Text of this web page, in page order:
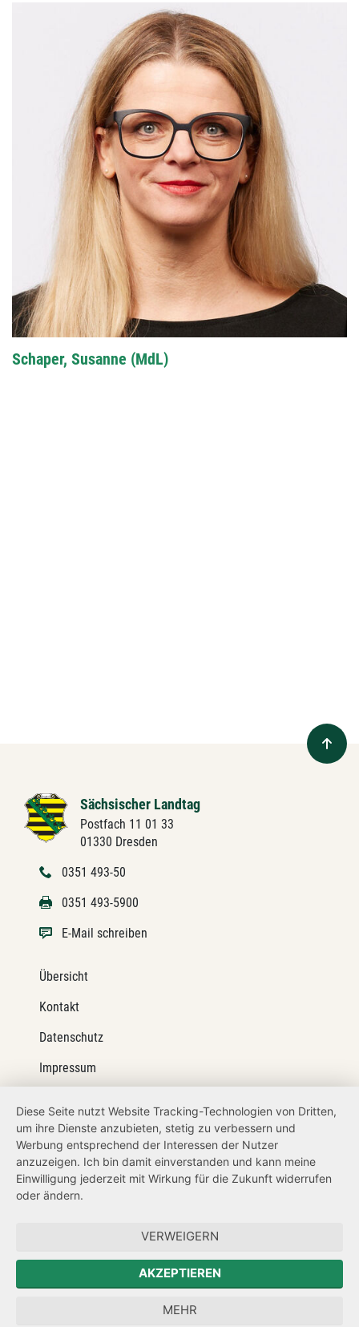
Schaper, Susanne (MdL)
Sächsischer Landtag
Postfach 11 01 33
01330 Dresden
0351 493-50
0351 493-5900
E-Mail schreiben
Übersicht
Kontakt
Datenschutz
Impressum
Netiquette
Transparenzanspruch
Hinweisgeberschutz
Forum Mitteleuropa
Der Sächsische Integrationsbeauftragte
Sächsische Landesbeauftragte zur Aufarbeitung der SED-
Diese Seite nutzt Website Tracking-Technologien von Dritten,
um ihre Dienste anzubieten, stetig zu verbessern und
Werbung entsprechend der Interessen der Nutzer
anzuzeigen. Ich bin damit einverstanden und kann meine
Einwilligung jederzeit mit Wirkung für die Zukunft widerrufen
oder ändern.
VERWEIGERN
AKZEPTIEREN
MEHR